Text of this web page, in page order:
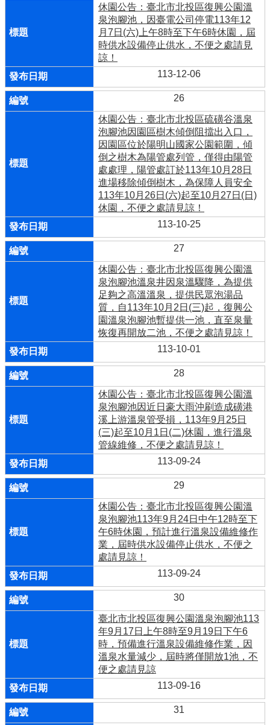
休園公告：臺北市北投區復興公園溫
泉泡腳池，因臺電公司停電113年12
月7日(六)上午8時至下午6時休園，屆
時供水設備停止供水，不便之處請見
諒！
113-12-06
26
休園公告：臺北市北投區硫磺谷溫泉
泡腳池因園區樹木傾倒阻擋出入口，
因園區位於陽明山國家公園範圍，傾
倒之樹木為陽管處列管，僅得由陽管
處處理，陽管處訂於113年10月28日
進場移除傾倒樹木，為保障人員安全
113年10月26日(六)起至10月27日(日)
休園，不便之處請見諒！
113-10-25
27
休園公告：臺北市北投區復興公園溫
泉泡腳池溫泉井因泉溫驟降，為提供
足夠之高溫溫泉，提供民眾泡湯品
質，自113年10月2日(三)起，復興公
園溫泉泡腳池暫提供一池，直至泉量
恢復再開放二池，不便之處請見諒！
113-10-01
28
休園公告：臺北市北投區復興公園溫
泉泡腳池因近日豪大雨沖刷造成磺港
溪上游溫泉管受損，113年9月25日
(三)起至10月1日(二)休園，進行溫泉
管線維修，不便之處請見諒！
113-09-24
29
休園公告：臺北市北投區復興公園溫
泉泡腳池113年9月24日中午12時至下
午6時休園，預計進行溫泉設備維修作
業，屆時供水設備停止供水，不便之
處請見諒！
113-09-24
30
臺北市北投區復興公園溫泉泡腳池113
年9月17日上午8時至9月19日下午6
時，預備進行溫泉設備維修作業，因
溫泉水量減少，屆時將僅開放1池，不
便之處請見諒
113-09-16
31